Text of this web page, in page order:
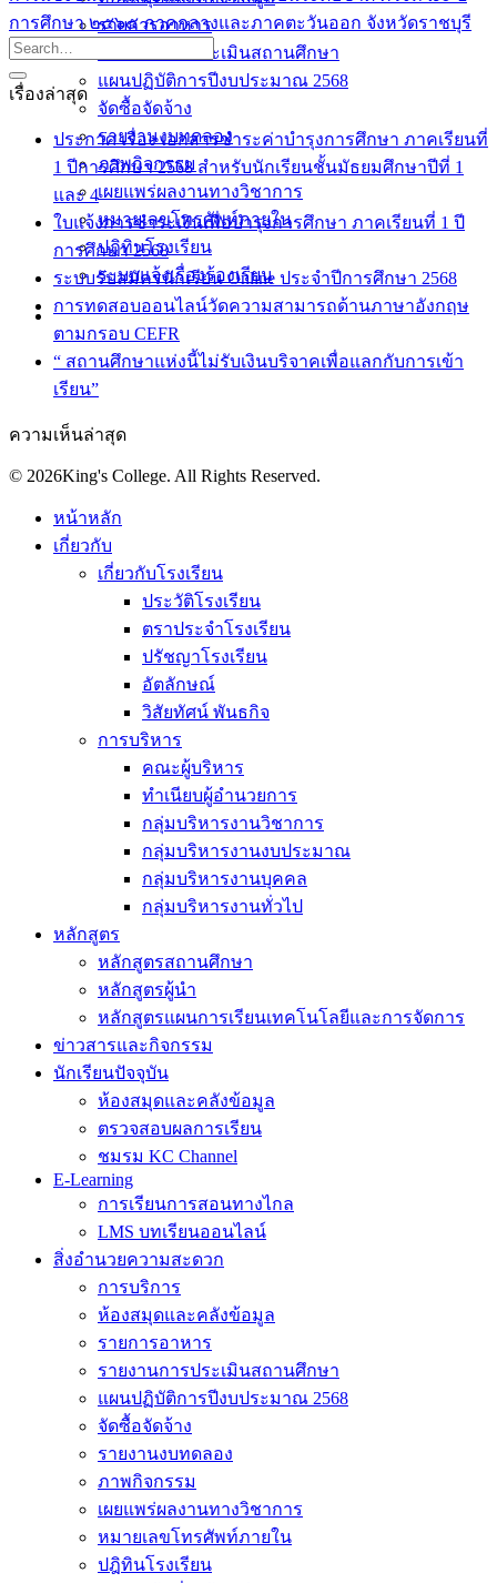
รายการอาหาร
รายงานการประเมินสถานศึกษา
แผนปฏิบัติการปีงบประมาณ 2568
จัดซื้อจัดจ้าง
รายงานงบทดลอง
ภาพกิจกรรม
เผยแพร่ผลงานทางวิชาการ
หมายเลขโทรศัพท์ภายใน
ปฎิทินโรงเรียน
ระบบแจ้งเรื่องร้องเรียน
การศึกษา ๒๕๖๕ ภาคกลางและภาคตะวันออก จังหวัดราชบุรี
เรื่องล่าสุด
ประกาศ เรื่อง เอกสารชำระค่าบำรุงการศึกษา ภาคเรียนที่
1 ปีการศึกษา 2568 สำหรับนักเรียนชั้นมัธยมศึกษาปีที่ 1
และ 4
ใบแจ้งการชำระเงินเพื่อบำรุงการศึกษา ภาคเรียนที่ 1 ปี
การศึกษา 2568
ระบบรับสมัครนักเรียน Online ประจำปีการศึกษา 2568
การทดสอบออนไลน์วัดความสามารถด้านภาษาอังกฤษ
ตามกรอบ CEFR
“ สถานศึกษาแห่งนี้ไม่รับเงินบริจาคเพื่อแลกกับการเข้า
เรียน”
ความเห็นล่าสุด
© 2026King's College. All Rights Reserved.
หน้าหลัก
เกี่ยวกับ
เกี่ยวกับโรงเรียน
ประวัติโรงเรียน
ตราประจำโรงเรียน
ปรัชญาโรงเรียน
อัตลักษณ์
วิสัยทัศน์ พันธกิจ
การบริหาร
คณะผู้บริหาร
ทำเนียบผู้อำนวยการ
กลุ่มบริหารงานวิชาการ
กลุ่มบริหารงานงบประมาณ
กลุ่มบริหารงานบุคคล
กลุ่มบริหารงานทั่วไป
หลักสูตร
หลักสูตรสถานศึกษา
หลักสูตรผู้นำ
หลักสูตรแผนการเรียนเทคโนโลยีและการจัดการ
ข่าวสารและกิจกรรม
นักเรียนปัจจุบัน
ห้องสมุดและคลังข้อมูล
ตรวจสอบผลการเรียน
ชมรม KC Channel
E-Learning
การเรียนการสอนทางไกล
LMS บทเรียนออนไลน์
สิ่งอำนวยความสะดวก
การบริการ
ห้องสมุดและคลังข้อมูล
รายการอาหาร
รายงานการประเมินสถานศึกษา
แผนปฏิบัติการปีงบประมาณ 2568
จัดซื้อจัดจ้าง
รายงานงบทดลอง
ภาพกิจกรรม
เผยแพร่ผลงานทางวิชาการ
หมายเลขโทรศัพท์ภายใน
ปฎิทินโรงเรียน